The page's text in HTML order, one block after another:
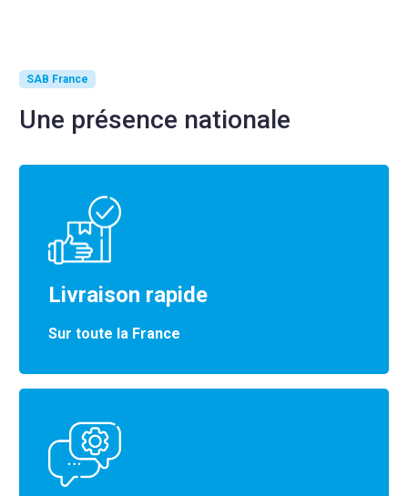
SAB France
Une présence nationale
Livraison rapide
Sur toute la France